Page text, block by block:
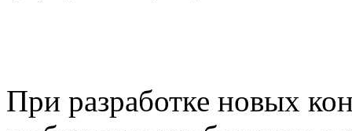
При разработке новых